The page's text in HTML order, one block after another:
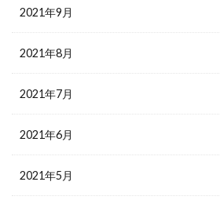
2021年9月
2021年8月
2021年7月
2021年6月
2021年5月